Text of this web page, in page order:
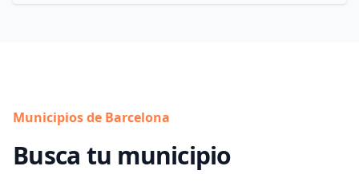
Municipios de Barcelona
Busca tu municipio